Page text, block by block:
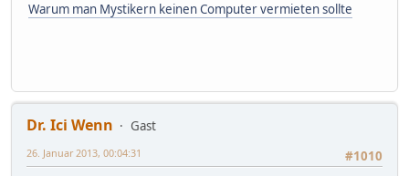
Warum man Mystikern keinen Computer vermieten sollte
Dr. Ici Wenn
Gast
#1010
26. Januar 2013, 00:04:31